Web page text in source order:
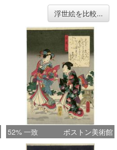
浮世絵を比較...
52% 一致 ボストン美術館